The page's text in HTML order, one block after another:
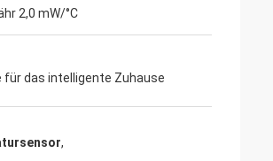
2,0 mW/°C
für das intelligente Zuhause
,